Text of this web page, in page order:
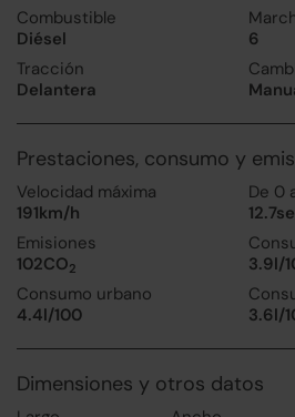
Combustible
Diésel
6
Tracción
Delantera
Prestaciones, consumo y
Velocidad máxima
191km/h
De 0
Emisiones
102CO2
3.9l/
Consumo urbano
4.4l/100
3.6l/
Dimensiones y otros datos